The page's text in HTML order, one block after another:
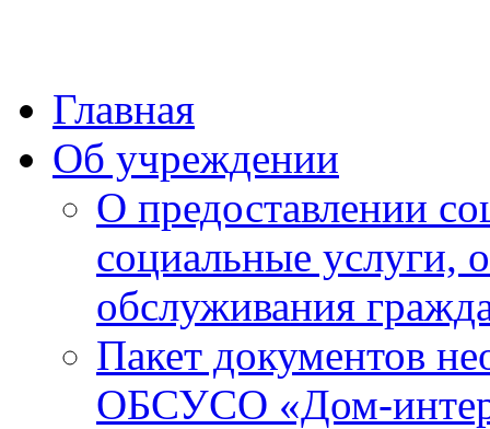
Главная
Об учреждении
О предоставлении
социальные услуги,
обслуживания
Пакет документов
ОБСУСО «Дом-